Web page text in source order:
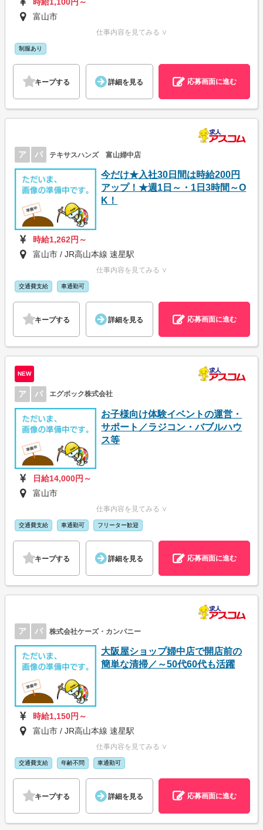
時給1,100円～
富山市
仕事内容を見てみる ∨
制服あり
キープする 詳細を見る 応募画面に進む
ア パ テキサスハンズ 富山婦中店
今だけ★入社30日間は時給200円
アップ！★週1日～・1日3時間～O
K！
時給1,262円～
富山市 / JR高山本線 速星駅
仕事内容を見てみる ∨
交通費支給 車通勤可
キープする 詳細を見る 応募画面に進む
NEW
ア パ エグボック株式会社
お子様向け体験イベントの運営・
サポート／ラジコン・バブルハウ
ス等
日給14,000円～
富山市
仕事内容を見てみる ∨
交通費支給 車通勤可 フリーター歓迎
キープする 詳細を見る 応募画面に進む
ア パ 株式会社ケーズ・カンパニー
大阪屋ショップ婦中店で開店前の
簡単な清掃／～50代60代も活躍
時給1,150円～
富山市 / JR高山本線 速星駅
仕事内容を見てみる ∨
交通費支給 年齢不問 車通勤可
キープする 詳細を見る 応募画面に進む